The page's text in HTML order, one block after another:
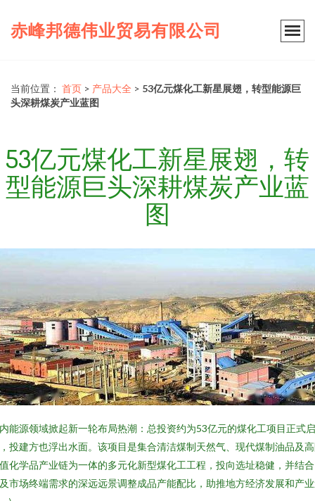
赤峰邦德伟业贸易有限公司
当前位置： 首页 > 产品大全 > 53亿元煤化工新星展翅，转型能源巨
头深耕煤炭产业蓝图
53亿元煤化工新星展翅，转
型能源巨头深耕煤炭产业蓝
图
能源领域掀起新一轮布局热潮：总投资约为53亿元的煤化工项目正式启
投建方也浮出水面。该项目是集合清洁煤制天然气、现代煤制油品及
化学品产业链为一体的多元化新型煤化工工程，投向选址稳健，并结
市场终端需求的深远远景调整成品产能配比，助推地方经济发展和产